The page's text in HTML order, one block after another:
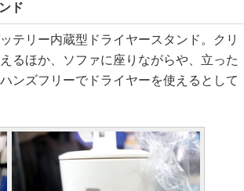
ド
テリー内蔵型ドライヤースタンド。クリ
るほか、ソファに座りながらや、立った
ンズフリーでドライヤーを使えるとして